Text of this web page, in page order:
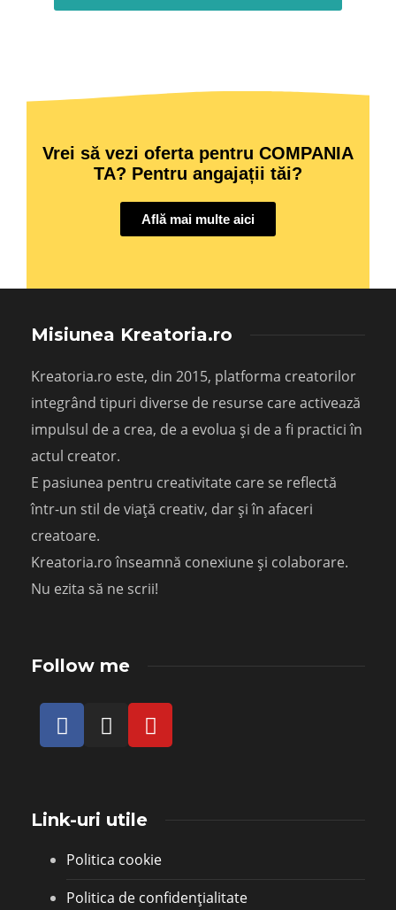
Vrei să vezi oferta pentru COMPANIA
TA? Pentru angajații tăi?
Află mai multe aici
Misiunea Kreatoria.ro
Kreatoria.ro este, din 2015, platforma creatorilor
integrând tipuri diverse de resurse care activează
impulsul de a crea, de a evolua și de a fi practici în
actul creator.
E pasiunea pentru creativitate care se reflectă
într-un stil de viață creativ, dar și în afaceri
creatoare.
Kreatoria.ro înseamnă conexiune și colaborare.
Nu ezita să ne scrii!
Follow me
Link-uri utile
Politica cookie
Politica de confidențialitate